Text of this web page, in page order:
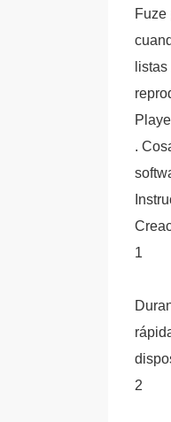
Fuze
.
1
2